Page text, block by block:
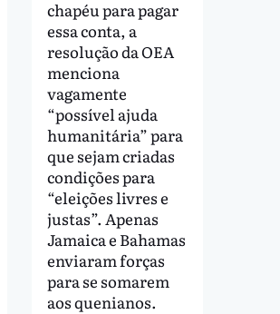
chapéu para pagar
essa conta, a
resolução da OEA
menciona
vagamente
“possível ajuda
humanitária” para
que sejam criadas
condições para
“eleições livres e
justas”. Apenas
Jamaica e Bahamas
enviaram forças
para se somarem
aos quenianos.